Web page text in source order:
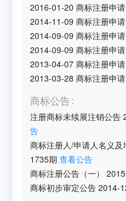
2016-01-20 商标注册申请
2014-11-09 商标注册申请
2014-09-09 商标注册申请
2014-09-09 商标注册申请
2013-04-07 商标注册申请
2013-03-28 商标注册申请
商标公告
注册商标未续展注销公告
告
商标注册人/申请人名义
1735期 查看公告
商标注册公告（一）
商标初步审定公告 2014-